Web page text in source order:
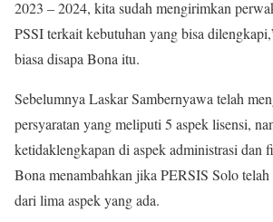
2023 – 2024, kita sudah mengirimkan
PSSI terkait kebutuhan yang bisa
biasa disapa Bona itu.
Sebelumnya Laskar Sambernyawa telah
persyaratan yang meliputi 5 aspek lisensi,
ketidaklengkapan di aspek administrasi dan
Bona menambahkan jika PERSIS Solo
dari lima aspek yang ada.